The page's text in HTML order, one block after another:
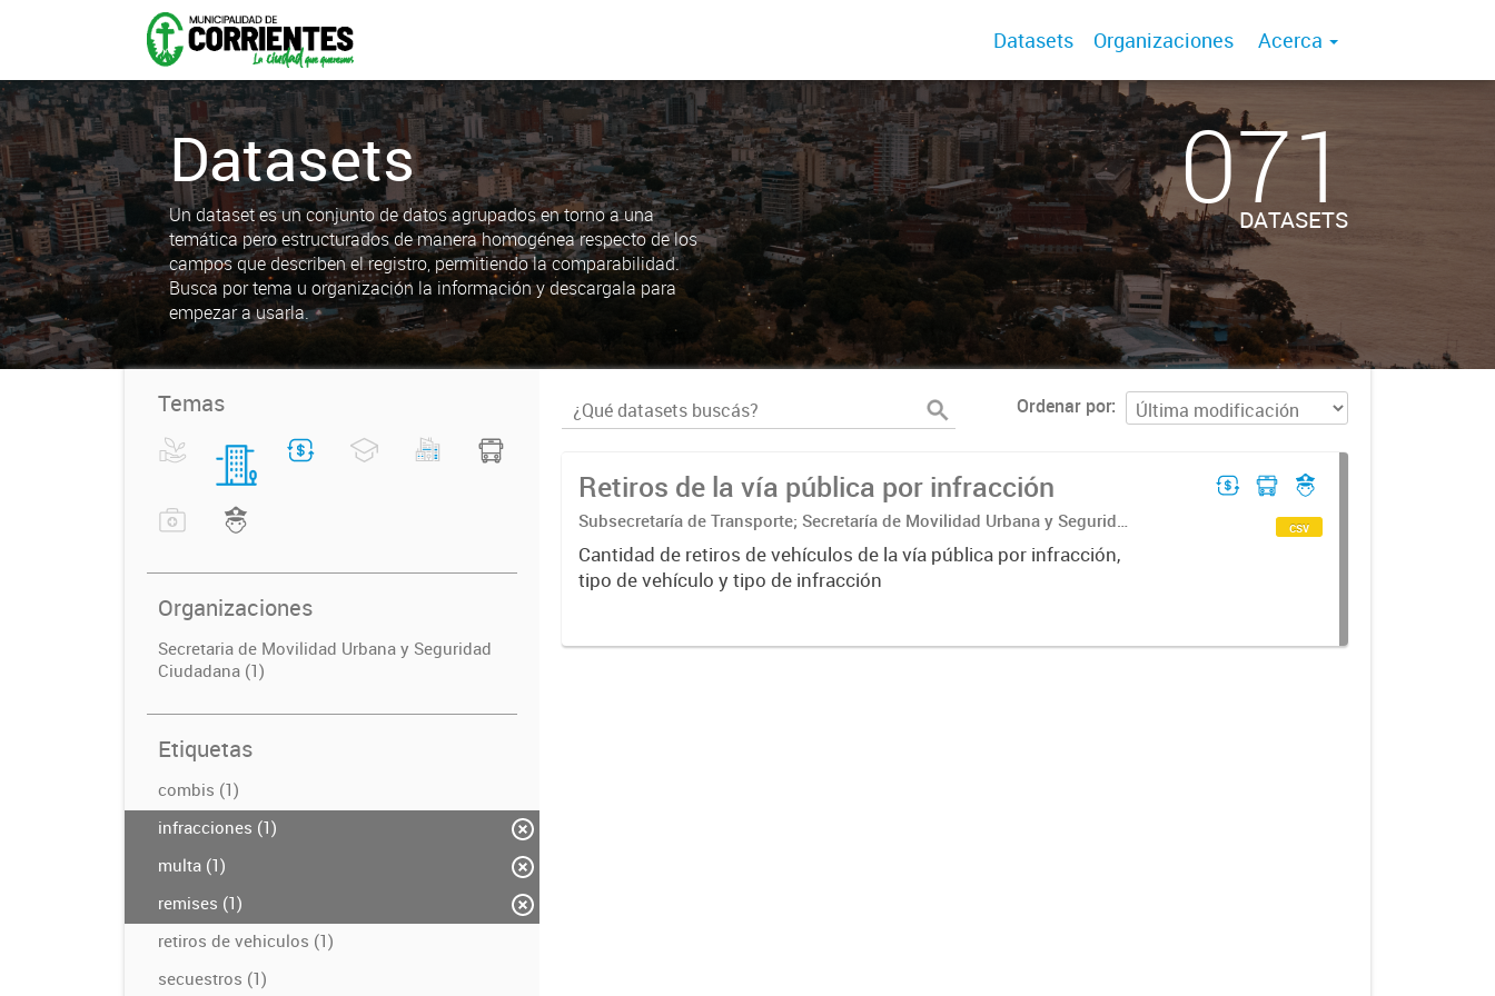
Datasets Organizaciones Acerca
Datasets
Un dataset es un conjunto de datos agrupados en torno a una
temática pero estructurados de manera homogénea respecto de los
campos que describen el registro, permitiendo la comparabilidad.
Busca por tema u organización la información y descargala para
empezar a usarla.
071
DATASETS
Temas
Organizaciones
Secretaria de Movilidad Urbana y Seguridad
Ciudadana (1)
Etiquetas
combis (1)
infracciones (1)
multa (1)
remises (1)
retiros de vehiculos (1)
secuestros (1)
Ordenar por
Retiros de la vía pública por infracción
Subsecretaría de Transporte; Secretaría de Movilidad Urbana y Seguridad
ciudadana
Cantidad de retiros de vehículos de la vía pública por infracción,
tipo de vehículo y tipo de infracción
csv